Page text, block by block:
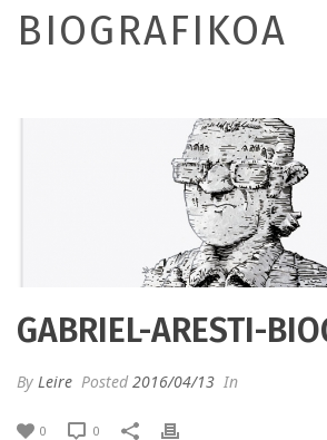
BIOGRAFIKOA
GABRIEL-ARESTI-
By Leire Posted2016/04/13 In
0 0